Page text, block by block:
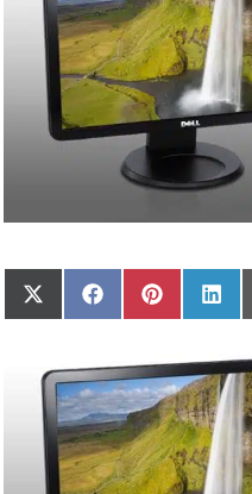
Compartir
en
X
(Twitter)
Compartir
en
FacebookCompartir
en
Pinterest
en